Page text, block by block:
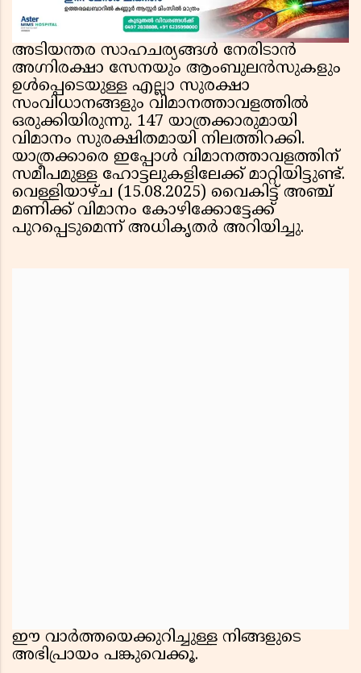
അടിയന്തര സാഹചര്യങ്ങൾ നേരിടാൻ
അഗ്നിരക്ഷാ സേനയും ആംബുലൻസുകളും
ഉൾപ്പെടെയുള്ള എല്ലാ സുരക്ഷാ
സംവിധാനങ്ങളും വിമാനത്താവളത്തിൽ
ഒരുക്കിയിരുന്നു. 147 യാത്രക്കാരുമായി
വിമാനം സുരക്ഷിതമായി നിലത്തിറക്കി.
യാത്രക്കാരെ ഇപ്പോൾ വിമാനത്താവളത്തിന്
സമീപമുള്ള ഹോട്ടലുകളിലേക്ക് മാറ്റിയിട്ടുണ്ട്.
വെള്ളിയാഴ്ച (15.08.2025) വൈകിട്ട് അഞ്ച്
മണിക്ക് വിമാനം കോഴിക്കോട്ടേക്ക്
പുറപ്പെടുമെന്ന് അധികൃതർ അറിയിച്ചു.
ഈ വാർത്തയെക്കുറിച്ചുള്ള നിങ്ങളുടെ
അഭിപ്രായം പങ്കുവെക്കൂ.